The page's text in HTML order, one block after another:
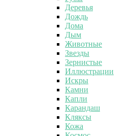
Деревья
Дождь
Дома
Дым
Животные
Звезды
Зернистые
Иллюстрации
Искры
Камни
Капли
Карандаш
Кляксы
Кожа